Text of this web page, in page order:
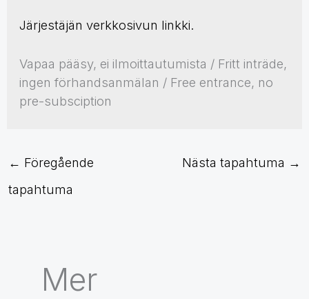
Järjestäjän verkkosivun linkki.
Vapaa pääsy, ei ilmoittautumista / Fritt inträde,
ingen förhandsanmälan / Free entrance, no
pre-subsciption
← Föregående
tapahtuma
Nästa tapahtuma →
Mer